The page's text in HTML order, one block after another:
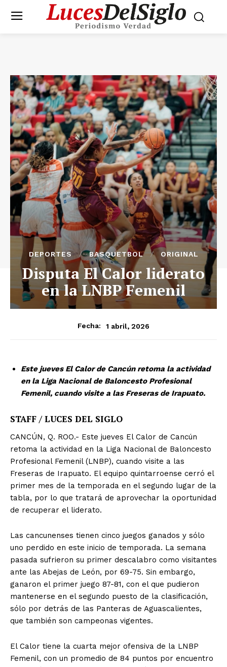
DEPORTES BASQUETBOL ORIGINAL
Disputa El Calor liderato
en la LNBP Femenil
Fecha: 1 abril, 2026
Este jueves El Calor de Cancún retoma la actividad
en la Liga Nacional de Baloncesto Profesional
Femenil, cuando visite a las Freseras de Irapuato.
STAFF / LUCES DEL SIGLO
CANCÚN, Q. ROO.- Este jueves El Calor de Cancún
retoma la actividad en la Liga Nacional de Baloncesto
Profesional Femenil (LNBP), cuando visite a las
Freseras de Irapuato. El equipo quintarroense cerró el
primer mes de la temporada en el segundo lugar de la
tabla, por lo que tratará de aprovechar la oportunidad
de recuperar el liderato.
Las cancunenses tienen cinco juegos ganados y sólo
uno perdido en este inicio de temporada. La semana
pasada sufrieron su primer descalabro como visitantes
ante las Abejas de León, por 69-75. Sin embargo,
ganaron el primer juego 87-81, con el que pudieron
mantenerse en el segundo puesto de la clasificación,
sólo por detrás de las Panteras de Aguascalientes,
que también son campeonas vigentes.
El Calor tiene la cuarta mejor ofensiva de la LNBP
Femenil, con un promedio de 84 puntos por encuentro